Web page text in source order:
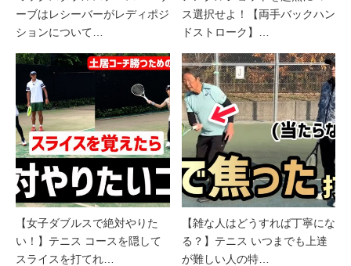
ーブはレシーバーがレディポジ
ションについて…
ス選択せよ！【両手バックハン
ドストローク】…
【女子ダブルスで絶対やりた
い！】テニス コースを隠して
スライスを打てれ…
【雑な人はどうすれば丁寧にな
る？】テニス いつまでも上達
が難しい人の特…